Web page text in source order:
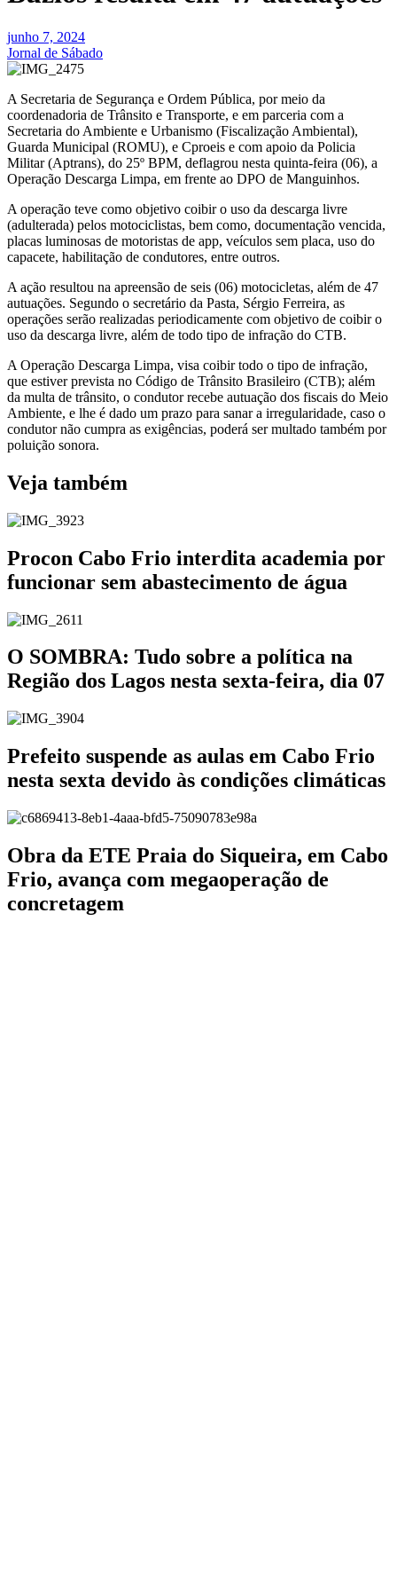
junho 7, 2024
Jornal de Sábado
A Secretaria de Segurança e Ordem Pública, por meio da
coordenadoria de Trânsito e Transporte, e em parceria com a
Secretaria do Ambiente e Urbanismo (Fiscalização Ambiental),
Guarda Municipal (ROMU), e Cproeis e com apoio da Policia
Militar (Aptrans), do 25º BPM, deflagrou nesta quinta-feira (06), a
Operação Descarga Limpa, em frente ao DPO de Manguinhos.
A operação teve como objetivo coibir o uso da descarga livre
(adulterada) pelos motociclistas, bem como, documentação vencida,
placas luminosas de motoristas de app, veículos sem placa, uso do
capacete, habilitação de condutores, entre outros.
A ação resultou na apreensão de seis (06) motocicletas, além de 47
autuações. Segundo o secretário da Pasta, Sérgio Ferreira, as
operações serão realizadas periodicamente com objetivo de coibir o
uso da descarga livre, além de todo tipo de infração do CTB.
A Operação Descarga Limpa, visa coibir todo o tipo de infração,
que estiver prevista no Código de Trânsito Brasileiro (CTB); além
da multa de trânsito, o condutor recebe autuação dos fiscais do Meio
Ambiente, e lhe é dado um prazo para sanar a irregularidade, caso o
condutor não cumpra as exigências, poderá ser multado também por
poluição sonora.
Veja também
Procon Cabo Frio interdita academia por
funcionar sem abastecimento de água
O SOMBRA: Tudo sobre a política na
Região dos Lagos nesta sexta-feira, dia 07
Prefeito suspende as aulas em Cabo Frio
nesta sexta devido às condições climáticas
Obra da ETE Praia do Siqueira, em Cabo
Frio, avança com megaoperação de
concretagem